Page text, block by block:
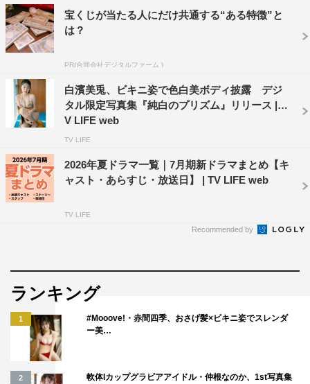
宝くじが当たる人にだけ共通する“ある特徴”と
は？
PR(合同会社デジタルファーム )
白濱美兎、ビキニ姿で色白美ボディ披露 デジ
タル限定写真集『純白のプリズム』リリース | T
V LIFE web
TV LIFE
2026年夏ドラマ一覧｜7月期新ドラマまとめ【キ
ャスト・あらすじ・放送日】 | TV LIFE web
TV LIFE
Recommended by
ランキング
1
#Mooove!・赤間四季、おさげ髪×ビキニ姿でスレンダ
ー美…
2
軟体Iカップグラビアアイドル・仲根なのか、1st写真集